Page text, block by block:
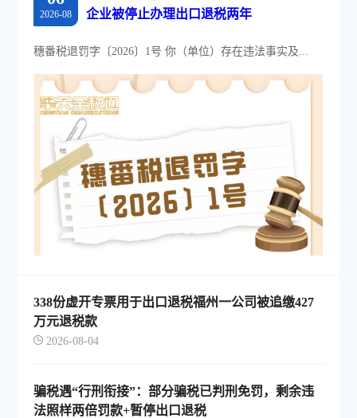
2026-08
企业被停止办理出口退税两年
穗番税退罚字〔2026〕1号 你（单位）存在违法事实及...
338份虚开专票用于出口退税福州一公司被追缴427
万元退税款
2026-08-04
骗税遇“行刑衔接”：部分骗税已判刑免罚，剩余违
法照样两倍罚款+暂停出口退税